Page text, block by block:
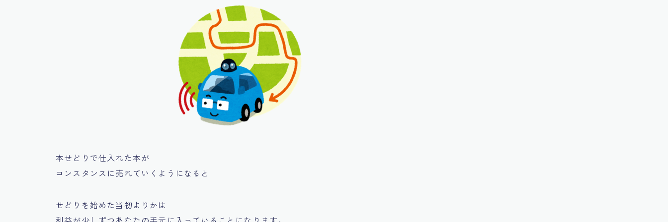
本せどりで仕入れた本が
コンスタンスに売れていくようになると
せどりを始めた当初よりかは